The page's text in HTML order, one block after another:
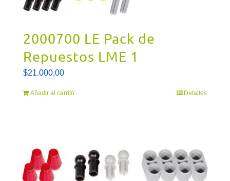
2000700 LE Pack de
Repuestos LME 1
$21.000,00
Añadir al carrito Detalles